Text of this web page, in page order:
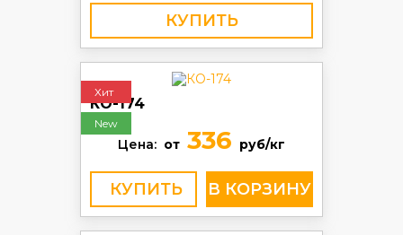
КУПИТЬ
Хит
New
КО-174
Цена: от 336 руб/кг
КУПИТЬ